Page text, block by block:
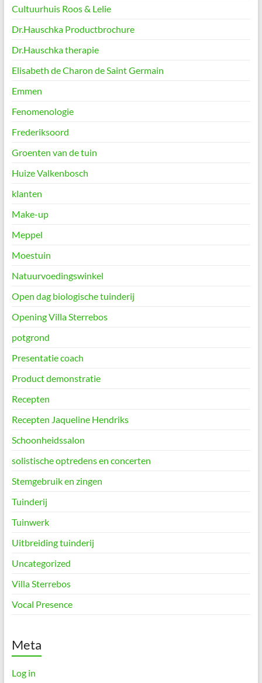
Cultuurhuis Roos & Lelie
Dr.Hauschka Productbrochure
Dr.Hauschka therapie
Elisabeth de Charon de Saint Germain
Emmen
Fenomenologie
Frederiksoord
Groenten van de tuin
Huize Valkenbosch
klanten
Make-up
Meppel
Moestuin
Natuurvoedingswinkel
Open dag biologische tuinderij
Opening Villa Sterrebos
potgrond
Presentatie coach
Product demonstratie
Recepten
Recepten Jaqueline Hendriks
Schoonheidssalon
solistische optredens en concerten
Stemgebruik en zingen
Tuinderij
Tuinwerk
Uitbreiding tuinderij
Uncategorized
Villa Sterrebos
Vocal Presence
Meta
Log in